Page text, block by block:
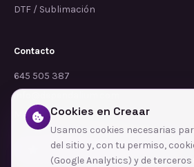
DTF / Sublimación
Contacto
645 505 387
info@dependalium.com
Mataró (Barcelona)
Déjanos tu reseña en Google
Cookies en Creaar
Usamos cookies necesarias
del sitio y, con tu permiso,
(Google Analytics) y de terceros